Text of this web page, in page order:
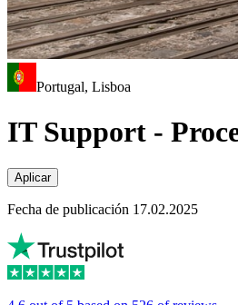
Portugal, Lisboa
IT Support -
Aplicar
Fecha de publicación 17.02.2025